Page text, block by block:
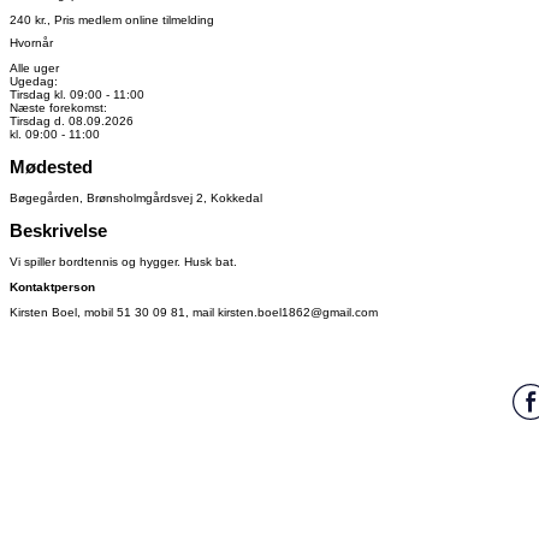
240 kr., Pris medlem online tilmelding
Hvornår
Alle uger
Ugedag:
Tirsdag kl. 09:00 - 11:00
Næste forekomst:
Tirsdag d. 08.09.2026
kl. 09:00 - 11:00
Mødested
Bøgegården, Brønsholmgårdsvej 2, Kokkedal
Beskrivelse
Vi spiller bordtennis og hygger. Husk bat.
Kontaktperson
Kirsten Boel, mobil 51 30 09 81, mail kirsten.boel1862@gmail.com